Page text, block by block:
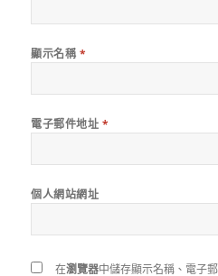
顯示名稱 *
電子郵件地址 *
個人網站網址
在瀏覽器中儲存顯示名稱、電子